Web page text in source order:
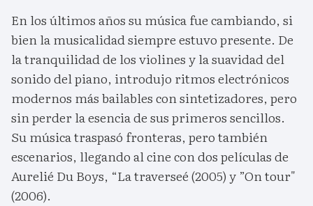
En los últimos años su música fue cambiando, si
bien la musicalidad siempre estuvo presente. De
la tranquilidad de los violines y la suavidad del
sonido del piano, introdujo ritmos electrónicos
modernos más bailables con sintetizadores, pero
sin perder la esencia de sus primeros sencillos.
Su música traspasó fronteras, pero también
escenarios, llegando al cine con dos películas de
Aurelié Du Boys, “La traverseé (2005) y ”On tour"
(2006).